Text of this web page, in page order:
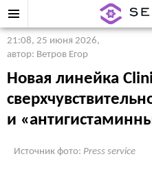
21:08, 25 июня 2026,
автор: Ветров Егор
Новая линейка
и
Источник фото: Press service